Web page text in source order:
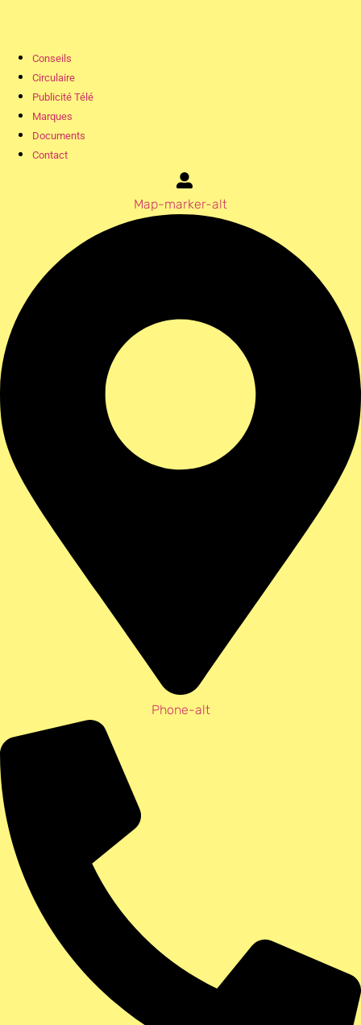
Conseils
Circulaire
Publicité Télé
Marques
Documents
Contact
Map-marker-alt
Phone-alt